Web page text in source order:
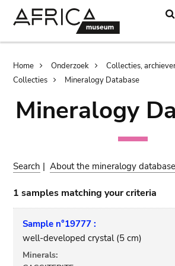
Breadcrumb
Home Onderzoek
Collecties,
Collecties
Mineralogy Database
Mineralogy
Search |About the mineralogy database
1 samples matching your criteria
Sample n°19777 :
well-developed crystal (5 cm)
Minerals: